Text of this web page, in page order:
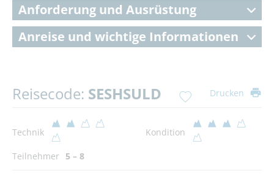
Anforderung und Ausrüstung
Anreise und wichtige Informationen
Reisecode: SESHSULD Drucken
Technik Kondition
Teilnehmer 5 – 8